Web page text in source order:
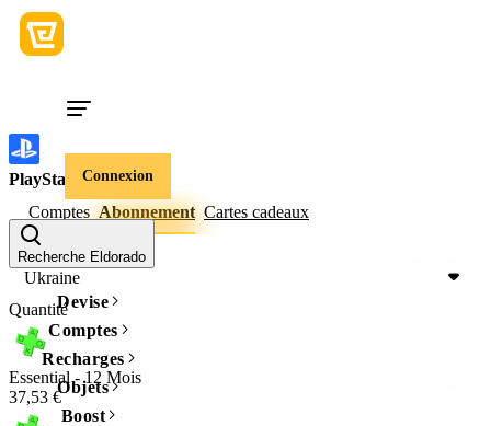
Connexion
Recherche Eldorado
Devise
Comptes
Recharges
Objets
Boost
PlayStation
Comptes Abonnement Cartes cadeaux
Région du jeu
Ukraine
Quantité
Essential - 12 Mois
37,53 €